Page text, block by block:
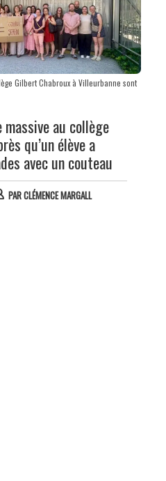
Gilbert Chabroux à Villeurbanne sont
au collège
qu’un élève a
avec un couteau
PARCLÉMENCE MARGALL